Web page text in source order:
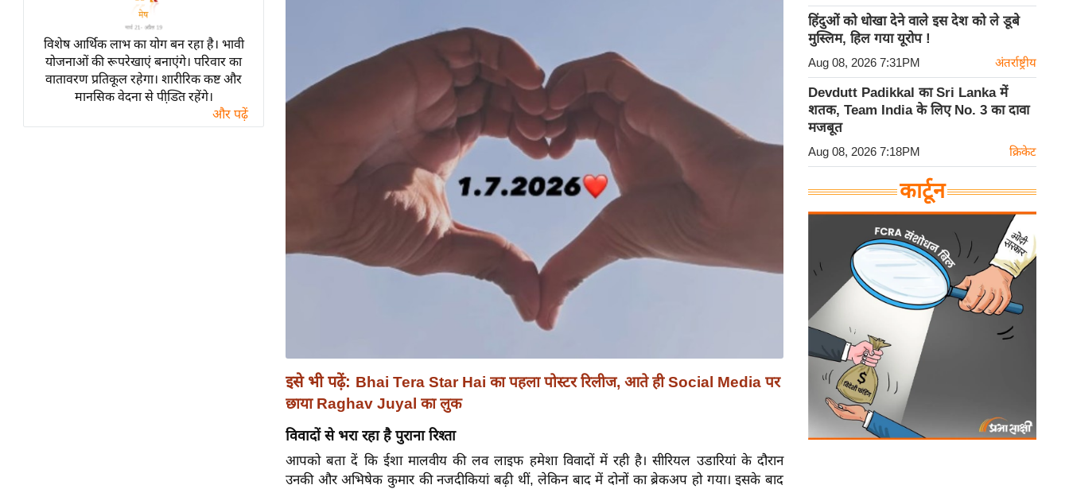
व्रत
त्योहार
राशिफल
विशेष
विशेष आर्थिक लाभ का योग बन रहा है। भावी
योजनाओं की रूपरेखाएं बनाएंगे। परिवार का
वातावरण प्रतिकूल रहेगा। शारीरिक कष्ट और
मानसिक वेदना से पीडि़त रहेंगे।
और पढ़ें
इसे भी पढ़ें: Bhai Tera Star Hai का पहला पोस्टर रिलीज, आते ही Social Media पर
छाया Raghav Juyal का लुक
विवादों से भरा रहा है पुराना रिश्ता
आपको बता दें कि ईशा मालवीय की लव लाइफ हमेशा विवादों में रही है। सीरियल उडारियां के दौरान
उनकी और अभिषेक कुमार की नजदीकियां बढ़ी थीं, लेकिन बाद में दोनों का ब्रेकअप हो गया। इसके बाद
हिंदुओं को धोखा देने वाले इस देश को ले डूबे
मुस्लिम, हिल गया यूरोप !
Aug 08, 2026 7:31PM अंतर्राष्ट्रीय
Devdutt Padikkal का Sri Lanka में
शतक, Team India के लिए No. 3 का दावा
मजबूत
Aug 08, 2026 7:18PM क्रिकेट
कार्टून